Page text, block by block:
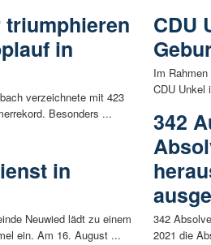
in
verzeichnete mit 423
Besonders ...
in
Neuwied lädt zu einem
ein. Am 16. August ...
CDU
Im
CDU Unkel
342
342
2021 die